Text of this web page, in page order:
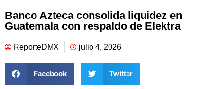
Banco Azteca consolida liquidez en
Guatemala con respaldo de Elektra
ReporteDMX julio 4, 2026
Facebook Twitter